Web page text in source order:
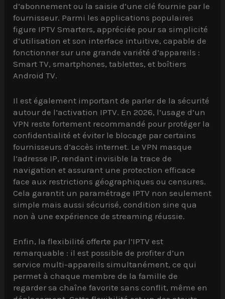
d’abonnement ou la saisie d’une clé fournie par le
fournisseur. Parmi les applications populaires
figure IPTV Smarters, appréciée pour sa simplicité
d’utilisation et son interface intuitive, capable de
fonctionner sur une grande variété d’appareils :
Smart TV, smartphones, tablettes, et boîtiers
Android TV.
Il est également important de parler de la sécurité
autour de l’activation IPTV. En 2026, l’usage d’un
VPN reste fortement recommandé pour protéger la
confidentialité et éviter le blocage par certains
fournisseurs d’accès internet. Le VPN masque
l’adresse IP, rendant invisible la trace de
navigation et assurant une protection efficace
face aux restrictions géographiques ou censures.
Cela garantit un paramétrage IPTV non seulement
simple mais aussi sécurisé, condition sine qua
non à une expérience de streaming réussie.
Enfin, la flexibilité offerte par l’IPTV est
remarquable : il est possible de profiter d’un
service multi-appareils simultanément, ce qui
permet à chaque membre de la famille de
regarder sa chaîne favorite sans conflit, même en